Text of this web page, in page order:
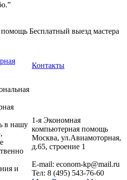
помощь Бесплатный выезд мастера
Контакты
в нашу
и
1-я Экономная
компьютерная помощь
Москва, ул.Авиамоторная,
д.65, строение 1
E-mail: econom-kp@mail.ru
Тел: 8 (495) 543-76-60